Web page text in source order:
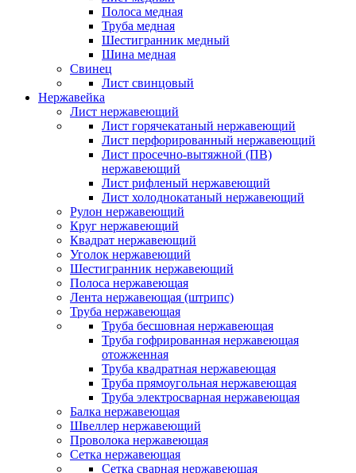
Полоса медная
Труба медная
Шестигранник медный
Шина медная
Свинец
Лист свинцовый
Нержавейка
Лист нержавеющий
Лист горячекатаный нержавеющий
Лист перфорированный нержавеющий
Лист просечно-вытяжной (ПВ)
нержавеющий
Лист рифленый нержавеющий
Лист холоднокатаный нержавеющий
Рулон нержавеющий
Круг нержавеющий
Квадрат нержавеющий
Уголок нержавеющий
Шестигранник нержавеющий
Полоса нержавеющая
Лента нержавеющая (штрипс)
Труба нержавеющая
Труба бесшовная нержавеющая
Труба гофрированная нержавеющая
отожженная
Труба квадратная нержавеющая
Труба прямоугольная нержавеющая
Труба электросварная нержавеющая
Балка нержавеющая
Швеллер нержавеющий
Проволока нержавеющая
Сетка нержавеющая
Сетка сварная нержавеющая